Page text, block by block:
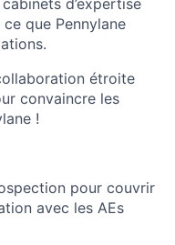
d’expertise
que Pennylane
étroite
convaincre les
!
pour couvrir
avec les AEs